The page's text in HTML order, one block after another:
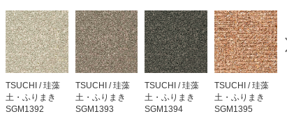
TSUCHI / 珪藻
土・ふりまき
SGM1392
TSUCHI / 珪藻
土・ふりまき
SGM1393
TSUCHI / 珪藻
土・ふりまき
SGM1394
TSUCHI / 珪藻
土・ふりまき
SGM1395